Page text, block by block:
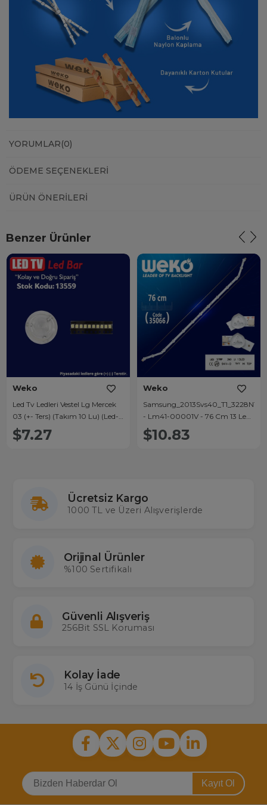
YORUMLAR(0)
ÖDEME SEÇENEKLERI
ÜRÜN ÖNERILERI
Benzer Ürünler
Weko
Led Tv Ledleri Vestel Lg Mercek
03 (+- Ters) (Takım 10 Lu) (Led-
M3)
$7.27
Weko
- Lm41-00001V - 76 Cm 13 Ledli
- (Wk-832)
$10.83
Ücretsiz Kargo
1000 TL ve Üzeri Alışverişlerde
Orijinal Ürünler
%100 Sertifikalı
Güvenli Alışveriş
256Bit SSL Koruması
Kolay İade
14 İş Günü İçinde
Kayıt Ol